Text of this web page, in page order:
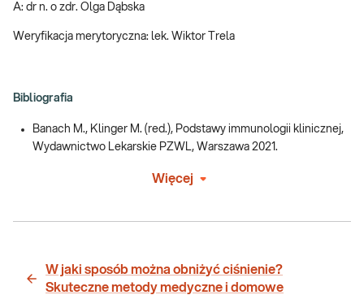
A: dr n. o zdr. Olga Dąbska
Weryfikacja merytoryczna: lek. Wiktor Trela
Bibliografia
Banach M., Klinger M. (red.), Podstawy immunologii klinicznej,
Wydawnictwo Lekarskie PZWL, Warszawa 2021.
Więcej
W jaki sposób można obniżyć ciśnienie?
Skuteczne metody medyczne i domowe